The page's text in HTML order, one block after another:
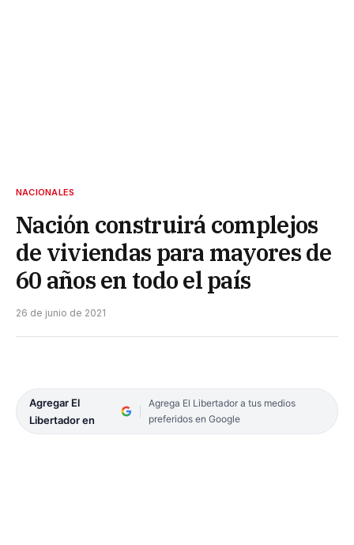
NACIONALES
Nación construirá complejos
de viviendas para mayores de
60 años en todo el país
26 de junio de 2021
Agregar El
Libertador en
Agrega El Libertador a tus medios
preferidos en Google